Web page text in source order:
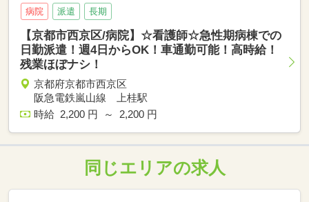
病院 派遣 長期
【京都市西京区/病院】☆看護師☆急性期病棟での
日勤派遣！週4日からOK！車通勤可能！高時給！
残業ほぼナシ！
京都府京都市西京区
阪急電鉄嵐山線 上桂駅
時給 2,200 円 ～ 2,200 円
同じエリアの求人